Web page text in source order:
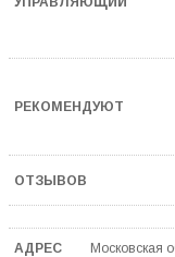
Московская